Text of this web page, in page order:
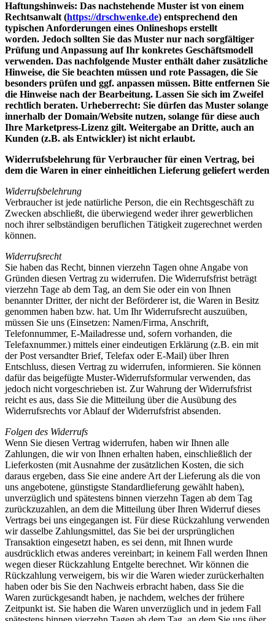
Haftungshinweis: Das nachstehende Muster ist von einem
Rechtsanwalt (https://drschwenke.de) entsprechend den
typischen Anforderungen eines Onlineshops erstellt
worden. Jedoch sollten Sie das Muster nur nach sorgfältiger
Prüfung und Anpassung auf Ihr konkretes Geschäftsmodell
verwenden. Das nachfolgende Muster enthält daher zusätzliche
Hinweise, die Sie beachten müssen und rote Passagen, die Sie
besonders prüfen und ggf. anpassen müssen. Bitte entfernen Sie
die Hinweise nach der Bearbeitung. Lassen Sie sich im Zweifel
rechtlich beraten. Urheberrecht: Sie dürfen das Muster solange
innerhalb der Domain/Website nutzen, solange für diese auch
Ihre Marketpress-Lizenz gilt. Weitergabe an Dritte, auch an
Kunden (z.B. als Entwickler) ist nicht erlaubt.
Widerrufsbelehrung für Verbraucher für einen Vertrag, bei
dem die Waren in einer einheitlichen Lieferung geliefert werden
Widerrufsbelehrung
Verbraucher ist jede natürliche Person, die ein Rechtsgeschäft zu
Zwecken abschließt, die überwiegend weder ihrer gewerblichen
noch ihrer selbständigen beruflichen Tätigkeit zugerechnet werden
können.
Widerrufsrecht
Sie haben das Recht, binnen vierzehn Tagen ohne Angabe von
Gründen diesen Vertrag zu widerrufen. Die Widerrufsfrist beträgt
vierzehn Tage ab dem Tag, an dem Sie oder ein von Ihnen
benannter Dritter, der nicht der Beförderer ist, die Waren in Besitz
genommen haben bzw. hat. Um Ihr Widerrufsrecht auszuüben,
müssen Sie uns (Einsetzen: Namen/Firma, Anschrift,
Telefonnummer, E-Mailadresse und, sofern vorhanden, die
Telefaxnummer.) mittels einer eindeutigen Erklärung (z.B. ein mit
der Post versandter Brief, Telefax oder E-Mail) über Ihren
Entschluss, diesen Vertrag zu widerrufen, informieren. Sie können
dafür das beigefügte Muster-Widerrufsformular verwenden, das
jedoch nicht vorgeschrieben ist. Zur Wahrung der Widerrufsfrist
reicht es aus, dass Sie die Mitteilung über die Ausübung des
Widerrufsrechts vor Ablauf der Widerrufsfrist absenden.
Folgen des Widerrufs
Wenn Sie diesen Vertrag widerrufen, haben wir Ihnen alle
Zahlungen, die wir von Ihnen erhalten haben, einschließlich der
Lieferkosten (mit Ausnahme der zusätzlichen Kosten, die sich
daraus ergeben, dass Sie eine andere Art der Lieferung als die von
uns angebotene, günstigste Standardlieferung gewählt haben),
unverzüglich und spätestens binnen vierzehn Tagen ab dem Tag
zurückzuzahlen, an dem die Mitteilung über Ihren Widerruf dieses
Vertrags bei uns eingegangen ist. Für diese Rückzahlung verwenden
wir dasselbe Zahlungsmittel, das Sie bei der ursprünglichen
Transaktion eingesetzt haben, es sei denn, mit Ihnen wurde
ausdrücklich etwas anderes vereinbart; in keinem Fall werden Ihnen
wegen dieser Rückzahlung Entgelte berechnet. Wir können die
Rückzahlung verweigern, bis wir die Waren wieder zurückerhalten
haben oder bis Sie den Nachweis erbracht haben, dass Sie die
Waren zurückgesandt haben, je nachdem, welches der frühere
Zeitpunkt ist. Sie haben die Waren unverzüglich und in jedem Fall